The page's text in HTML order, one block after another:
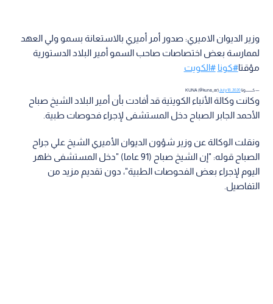
وزير الديوان الاميري: صدور أمر أميري بالاستعانة بسمو ولي العهد
لممارسة بعض اختصاصات صاحب السمو أمير البلاد الدستورية
مؤقتا#كونا #الكويت
— كـــــــــــونا KUNA (@kuna_ar)July 18, 2020
وكانت وكالة الأنباء الكويتية قد أفادت بأن أمير البلاد الشيخ صباح
الأحمد الجابر الصباح دخل المستشفى لإجراء فحوصات طبية.
ونقلت الوكالة عن وزير شؤون الديوان الأميري الشيخ علي جراح
الصباح قوله: "إن الشيخ صباح (91 عاما) "دخل المستشفى ظهر
اليوم لإجراء بعض الفحوصات الطبية"، دون تقديم مزيد من
التفاصيل.